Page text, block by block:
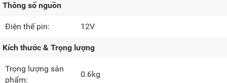
Thông số nguồn
Điện thế pin: 12V
Kích thước & Trọng lượng
Trọng lượng sản
phẩm:
0.6kg